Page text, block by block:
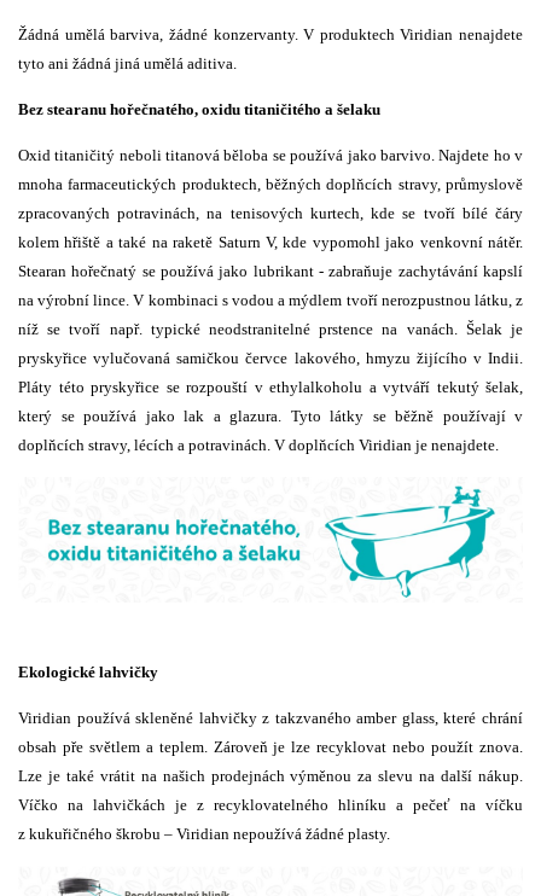
Žádná umělá barviva, žádné konzervanty. V produktech Viridian nenajdete
tyto ani žádná jiná umělá aditiva.
Bez stearanu hořečnatého, oxidu titaničitého a šelaku
Oxid titaničitý neboli titanová běloba se používá jako barvivo. Najdete ho v
mnoha farmaceutických produktech, běžných doplňcích stravy, průmyslově
zpracovaných potravinách, na tenisových kurtech, kde se tvoří bílé čáry
kolem hřiště a také na raketě Saturn V, kde vypomohl jako venkovní nátěr.
Stearan hořečnatý se používá jako lubrikant - zabraňuje zachytávání kapslí
na výrobní lince. V kombinaci s vodou a mýdlem tvoří nerozpustnou látku, z
níž se tvoří např. typické neodstranitelné prstence na vanách. Šelak je
pryskyřice vylučovaná samičkou červce lakového, hmyzu žijícího v Indii.
Pláty této pryskyřice se rozpouští v ethylalkoholu a vytváří tekutý šelak,
který se používá jako lak a glazura. Tyto látky se běžně používají v
doplňcích stravy, lécích a potravinách. V doplňcích Viridian je nenajdete.
Ekologické lahvičky
Viridian používá skleněné lahvičky z takzvaného amber glass, které chrání
obsah pře světlem a teplem. Zároveň je lze recyklovat nebo použít znova.
Lze je také vrátit na našich prodejnách výměnou za slevu na další nákup.
Víčko na lahvičkách je z recyklovatelného hliníku a pečeť na víčku
z kukuřičného škrobu – Viridian nepoužívá žádné plasty.